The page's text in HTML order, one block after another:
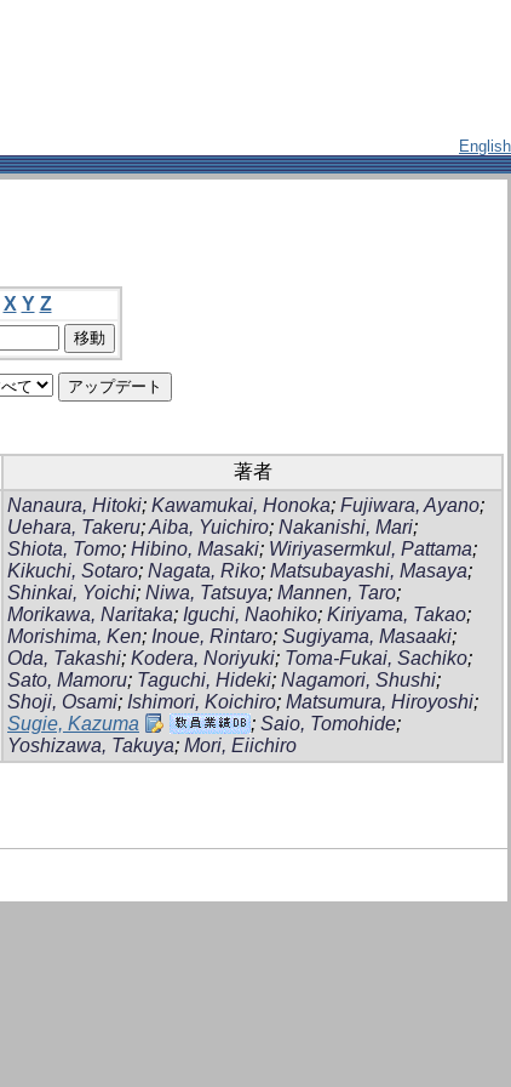
English
X Y Z
著者
Nanaura, Hitoki; Kawamukai, Honoka; Fujiwara, Ayano;
Uehara, Takeru;Aiba, Yuichiro; Nakanishi, Mari;
Shiota, Tomo; Hibino, Masaki; Wiriyasermkul, Pattama;
Kikuchi, Sotaro; Nagata, Riko; Matsubayashi, Masaya;
Shinkai, Yoichi; Niwa, Tatsuya; Mannen, Taro;
Morikawa, Naritaka; Iguchi, Naohiko; Kiriyama, Takao;
Morishima, Ken; Inoue, Rintaro; Sugiyama, Masaaki;
Oda, Takashi; Kodera, Noriyuki; Toma-Fukai, Sachiko;
Sato, Mamoru; Taguchi, Hideki; Nagamori, Shushi;
Shoji, Osami; Ishimori, Koichiro; Matsumura, Hiroyoshi;
Sugie, Kazuma
; Saio, Tomohide;
Yoshizawa, Takuya; Mori, Eiichiro